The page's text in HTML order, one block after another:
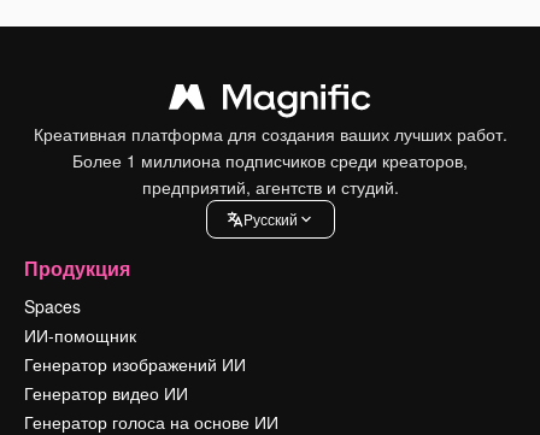
Креативная платформа для создания ваших лучших работ.
Более 1 миллиона подписчиков среди креаторов,
предприятий, агентств и студий.
Pусский
Продукция
Spaces
ИИ-помощник
Генератор изображений ИИ
Генератор видео ИИ
Генератор голоса на основе ИИ